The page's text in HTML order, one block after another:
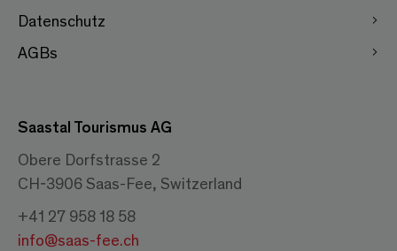
Datenschutz
AGBs
Saastal Tourismus AG
Obere Dorfstrasse 2
CH-3906 Saas-Fee, Switzerland
+41 27 958 18 58
info@saas-fee.ch